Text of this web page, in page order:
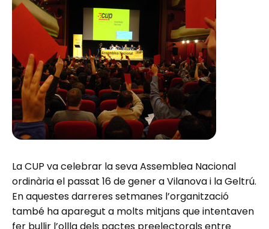
La CUP va celebrar la seva Assemblea Nacional
ordinària el passat 16 de gener a Vilanova i la Geltrú.
En aquestes darreres setmanes l’organització
també ha aparegut a molts mitjans que intentaven